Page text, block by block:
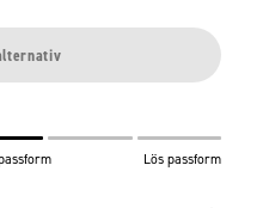
Lös passform